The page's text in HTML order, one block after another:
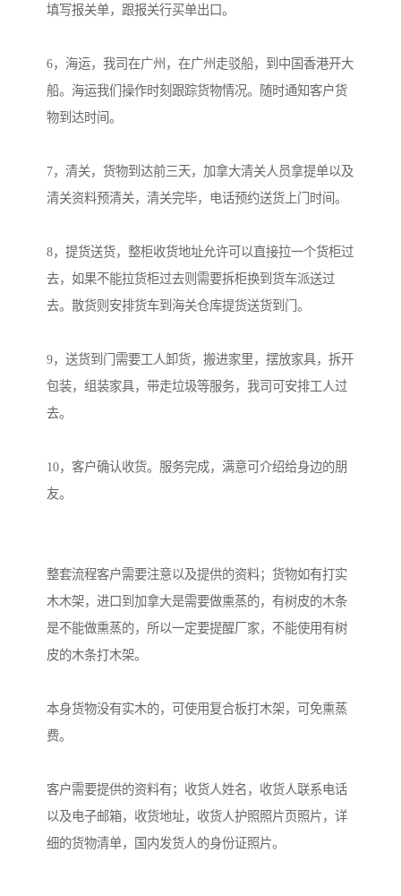
填写报关单，跟报关行买单出口。
6，海运，我司在广州，在广州走驳船，到中国香港开大
船。海运我们操作时刻跟踪货物情况。随时通知客户货
物到达时间。
7，清关，货物到达前三天，加拿大清关人员拿提单以及
清关资料预清关，清关完毕，电话预约送货上门时间。
8，提货送货，整柜收货地址允许可以直接拉一个货柜过
去，如果不能拉货柜过去则需要拆柜换到货车派送过
去。散货则安排货车到海关仓库提货送货到门。
9，送货到门需要工人卸货，搬进家里，摆放家具，拆开
包装，组装家具，带走垃圾等服务，我司可安排工人过
去。
10，客户确认收货。服务完成，满意可介绍给身边的朋
友。
整套流程客户需要注意以及提供的资料；货物如有打实
木木架，进口到加拿大是需要做熏蒸的，有树皮的木条
是不能做熏蒸的，所以一定要提醒厂家，不能使用有树
皮的木条打木架。
本身货物没有实木的，可使用复合板打木架，可免熏蒸
费。
客户需要提供的资料有；收货人姓名，收货人联系电话
以及电子邮箱，收货地址，收货人护照照片页照片，详
细的货物清单，国内发货人的身份证照片。